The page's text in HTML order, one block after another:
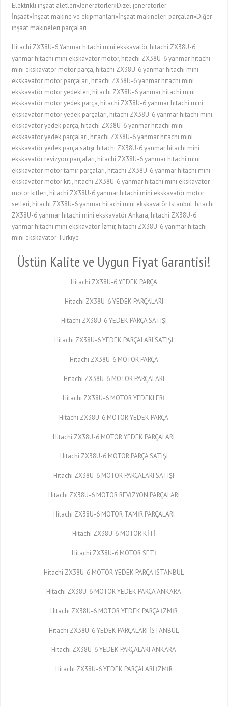
Elektrikli inşaat aletleri»Jeneratörler»Dizel jeneratörler
İnşaat»İnşaat makine ve ekipmanları»İnşaat makineleri parçaları»Diğer
inşaat makineleri parçaları
Hitachi ZX38U-6 Yanmar hitachi mini ekskavatör, hitachi ZX38U-6
yanmar hitachi mini ekskavatör motor, hitachi ZX38U-6 yanmar hitachi
mini ekskavatör motor parça, hitachi ZX38U-6 yanmar hitachi mini
ekskavatör motor parçaları, hitachi ZX38U-6 yanmar hitachi mini
ekskavatör motor yedekleri, hitachi ZX38U-6 yanmar hitachi mini
ekskavatör motor yedek parça, hitachi ZX38U-6 yanmar hitachi mini
ekskavatör motor yedek parçaları, hitachi ZX38U-6 yanmar hitachi mini
ekskavatör yedek parça, hitachi ZX38U-6 yanmar hitachi mini
ekskavatör yedek parçaları, hitachi ZX38U-6 yanmar hitachi mini
ekskavatör yedek parça satışı, hitachi ZX38U-6 yanmar hitachi mini
ekskavatör revizyon parçaları, hitachi ZX38U-6 yanmar hitachi mini
ekskavatör motor tamir parçaları, hitachi ZX38U-6 yanmar hitachi mini
ekskavatör motor kiti, hitachi ZX38U-6 yanmar hitachi mini ekskavatör
motor kitleri, hitachi ZX38U-6 yanmar hitachi mini ekskavatör motor
setleri, hitachi ZX38U-6 yanmar hitachi mini ekskavatör İstanbul, hitachi
ZX38U-6 yanmar hitachi mini ekskavatör Ankara, hitachi ZX38U-6
yanmar hitachi mini ekskavatör İzmir, hitachi ZX38U-6 yanmar hitachi
mini ekskavatör Türkiye
Üstün Kalite ve Uygun Fiyat Garantisi!
Hitachi ZX38U-6 YEDEK PARÇA
Hitachi ZX38U-6 YEDEK PARÇALARI
Hitachi ZX38U-6 YEDEK PARÇA SATIŞI
Hitachi ZX38U-6 YEDEK PARÇALARI SATIŞI
Hitachi ZX38U-6 MOTOR PARÇA
Hitachi ZX38U-6 MOTOR PARÇALARI
Hitachi ZX38U-6 MOTOR YEDEKLERİ
Hitachi ZX38U-6 MOTOR YEDEK PARÇA
Hitachi ZX38U-6 MOTOR YEDEK PARÇALARI
Hitachi ZX38U-6 MOTOR PARÇA SATIŞI
Hitachi ZX38U-6 MOTOR PARÇALARI SATIŞI
Hitachi ZX38U-6 MOTOR REVİZYON PARÇALARI
Hitachi ZX38U-6 MOTOR TAMİR PARÇALARI
Hitachi ZX38U-6 MOTOR KİTİ
Hitachi ZX38U-6 MOTOR SETİ
Hitachi ZX38U-6 MOTOR YEDEK PARÇA İSTANBUL
Hitachi ZX38U-6 MOTOR YEDEK PARÇA ANKARA
Hitachi ZX38U-6 MOTOR YEDEK PARÇA İZMİR
Hitachi ZX38U-6 YEDEK PARÇALARI İSTANBUL
Hitachi ZX38U-6 YEDEK PARÇALARI ANKARA
Hitachi ZX38U-6 YEDEK PARÇALARI İZMİR